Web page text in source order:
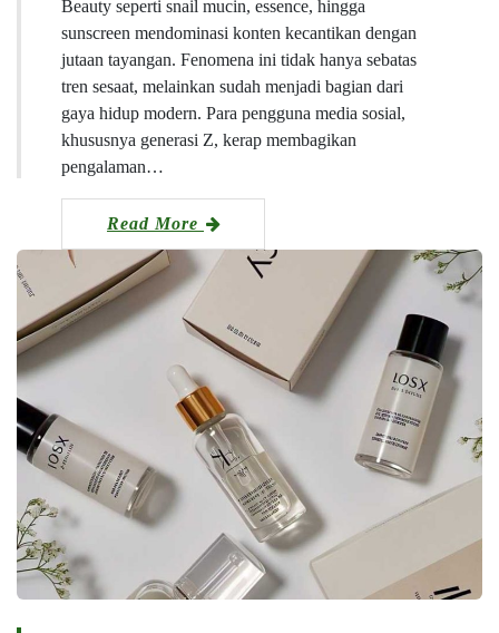
Beauty seperti snail mucin, essence, hingga
sunscreen mendominasi konten kecantikan dengan
jutaan tayangan. Fenomena ini tidak hanya sebatas
tren sesaat, melainkan sudah menjadi bagian dari
gaya hidup modern. Para pengguna media sosial,
khususnya generasi Z, kerap membagikan
pengalaman…
Read More